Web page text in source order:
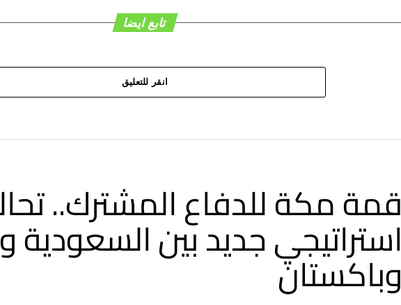
تابع ايضا
انقر للتعليق
قمة مكة للدفاع المشترك..
استراتيجي جديد بين السعودية
وباكستان